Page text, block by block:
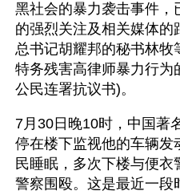
黑社会的暴力袭击事件，
的强烈关注及相关媒体
总书记胡耀邦的秘书林牧
特务残害高律师暴力行为
公民连署抗议书)。
7月30日晚10时，中国著
停在楼下监视他的车辆发
民睡眠，多次下楼与便
警察围殴。这是最近一段